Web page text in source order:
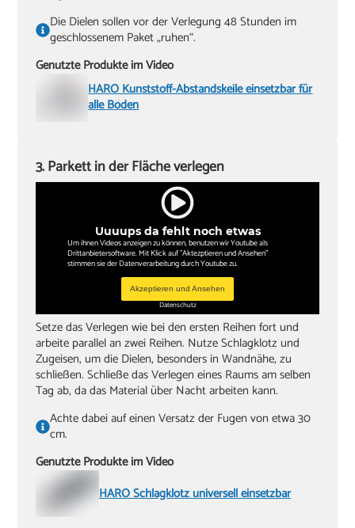
Die Dielen sollen vor der Verlegung 48 Stunden im
geschlossenem Paket „ruhen“.
Genutzte Produkte im Video
HARO Kunststoff-Abstandskeile einsetzbar für
alle Böden
Uuuups da fehlt noch etwas
Um ihnen Videos anzeigen zu können, benutzen wir Youtube als
Drittanbietersoftware. Mit Klick auf "Aktezptieren und Ansehen"
stimmen sie der Datenverarbeitung durch Youtube zu.
Akzeptieren und Ansehen
Datenschutz
3. Parkett in der Fläche verlegen
Setze das Verlegen wie bei den ersten Reihen fort und
arbeite parallel an zwei Reihen. Nutze Schlagklotz und
Zugeisen, um die Dielen, besonders in Wandnähe, zu
schließen. Schließe das Verlegen eines Raums am selben
Tag ab, da das Material über Nacht arbeiten kann.
Achte dabei auf einen Versatz der Fugen von etwa 30
cm.
Genutzte Produkte im Video
HARO Schlagklotz universell einsetzbar